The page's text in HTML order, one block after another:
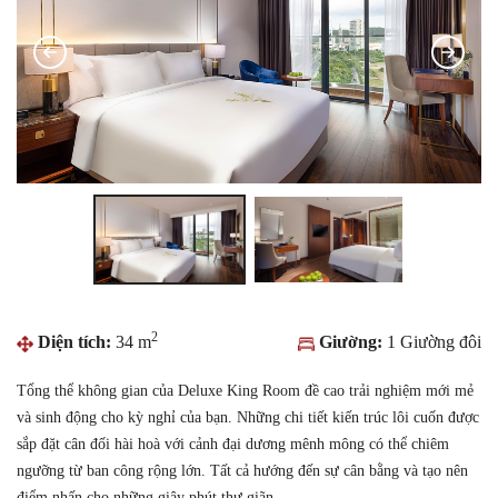
Diện tích: 34 m2 Giường: 1 Giường đôi
Tổng thể không gian của Deluxe King Room đề cao trải nghiệm mới mẻ
và sinh động cho kỳ nghỉ của bạn. Những chi tiết kiến trúc lôi cuốn được
sắp đặt cân đối hài hoà với cảnh đại dương mênh mông có thể chiêm
ngưỡng từ ban công rộng lớn. Tất cả hướng đến sự cân bằng và tạo nên